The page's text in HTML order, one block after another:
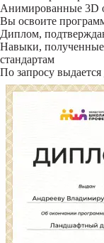
Анимированные 3D
Вы освоите
Диплом,
Навыки, полученные
стандартам
По запросу